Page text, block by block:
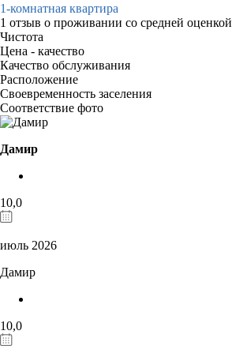
1-комнатная квартира
1 отзыв о проживании со средней оценкой
Чистота
Цена - качество
Качество обслуживания
Расположение
Своевременность заселения
Соответствие фото
Дамир
10,0
июль 2026
Дамир
10,0